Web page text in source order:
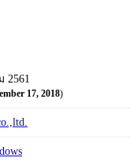
2561
17, 2018)